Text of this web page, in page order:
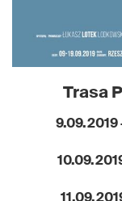
Trasa
9.09.2019